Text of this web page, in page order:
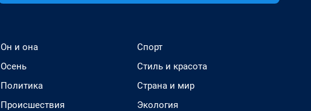
Он и она
Осень
Политика
Происшествия
Спорт
Стиль и красота
Страна и мир
Экология